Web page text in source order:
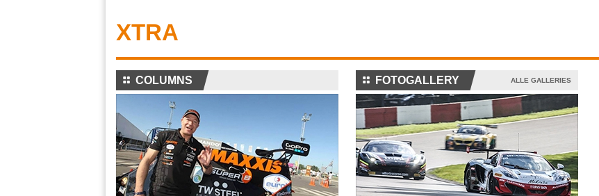
XTRA
⚏ COLUMNS ⚏ FOTOGALLERY ALLE GALLERIES